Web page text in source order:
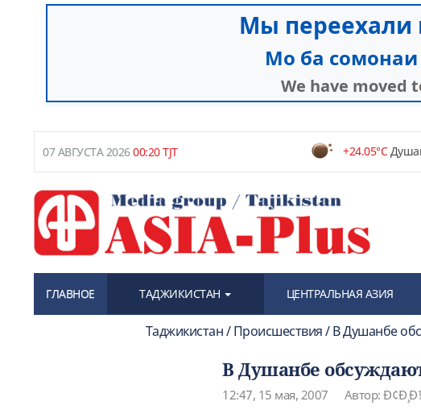
07 АВГУСТА 202600:20 TJT +24.05°C
ГЛАВНОЕ ТАДЖИКИСТАН ЦЕНТРАЛЬНАЯ АЗИЯ
Таджикистан / Происшествия / В Душанбе
В Душанбе
12:47, 15 мая, 2007 Автор: